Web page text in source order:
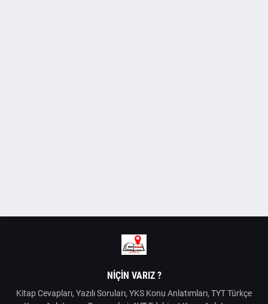
NIÇIN VARIZ ?
Kitap Cevapları, Yazılı Soruları, YKS Konu Anlatımları, TYT Türkçe